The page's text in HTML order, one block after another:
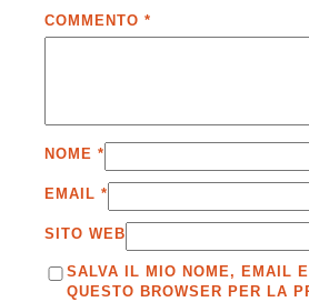
COMMENTO *
NOME *
EMAIL *
SITO WEB
SALVA IL MIO NOME, EMAIL
QUESTO BROWSER PER LA